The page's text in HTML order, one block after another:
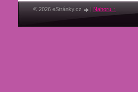
© 2026 eStránky.cz | Nahoru ↑